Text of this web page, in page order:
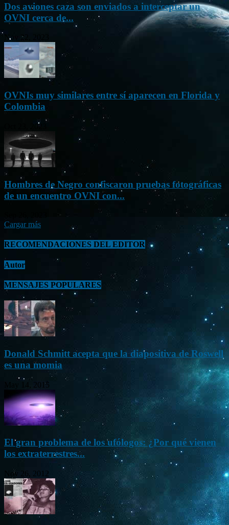
Dos aviones caza son enviados a interceptar un
OVNI cerca de...
Nov 22, 2023
OVNIs muy similares entre sí aparecen en Florida y
Colombia
Oct 23, 2023
Hombres de Negro confiscaron pruebas fotográficas
de un encuentro OVNI con...
Cargar más
RECOMENDACIONES DEL EDITOR
Autor
MENSAJES POPULARES
Donald Schmitt acepta que la diapositiva de Roswell
es una momia
May 14, 2015
El gran problema de los ufólogos: ¿Por qué vienen
los extraterrestres...
Nov 26, 2012